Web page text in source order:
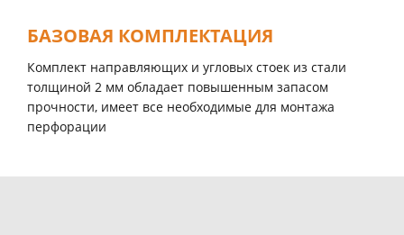
БАЗОВАЯ КОМПЛЕКТАЦИЯ
Комплект направляющих и угловых стоек из стали
толщиной 2 мм обладает повышенным запасом
прочности, имеет все необходимые для монтажа
перфорации